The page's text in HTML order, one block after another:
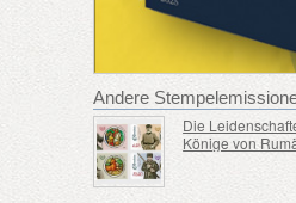
Andere
Die
Könige von